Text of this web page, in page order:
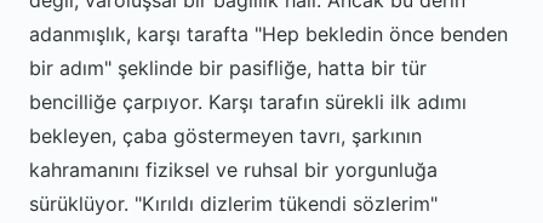
adanmışlık, karşı tarafta "Hep bekledin önce benden
bir adım" şeklinde bir pasifliğe, hatta bir tür
bencilliğe çarpıyor. Karşı tarafın sürekli ilk adımı
bekleyen, çaba göstermeyen tavrı, şarkının
kahramanını fiziksel ve ruhsal bir yorgunluğa
sürüklüyor. "Kırıldı dizlerim tükendi sözlerim"